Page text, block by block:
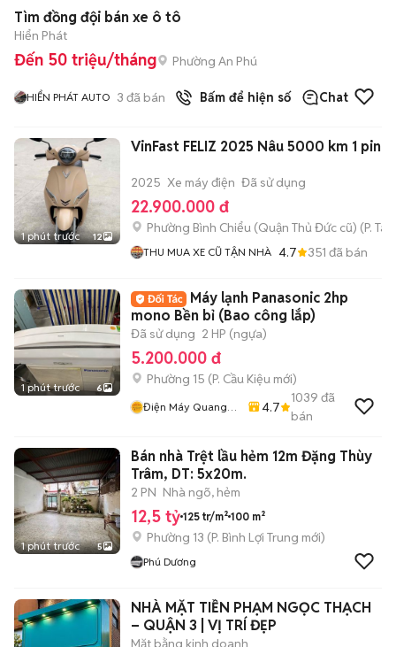
Tìm đồng đội bán xe ô tô
Hiển Phát
Đến 50 triệu/tháng Phường An Phú
HIỂN PHÁT AUTO 3 đã bán Bấm để hiện số Chat
1 phút trước 12
VinFast FELIZ 2025 Nâu 5000 km 1 pin
2025 Xe máy điện Đã sử dụng
22.900.000 đ
Phường Bình Chiểu (Quận Thủ Đức cũ) (P.
THU MUA XE CŨ TẬN NHÀ 4.7 351 đã bán
1 phút trước 6
Máy lạnh Panasonic 2hp
mono Bền bỉ (Bao công lắp)
Đã sử dụng 2 HP (ngựa)
5.200.000 đ
Phường 15 (P. Cầu Kiệu mới)
Điện Máy Quang
4.7
1039 đã
bán
1 phút trước 5
Bán nhà Trệt lầu hẻm 12m Đặng Thùy
Trâm, DT: 5x20m.
2 PN Nhà ngõ, hẻm
12,5 tỷ 125 tr/m² 100 m²
Phường 13 (P. Bình Lợi Trung mới)
Phú Dương
NHÀ MẶT TIỀN PHẠM NGỌC THẠCH
– QUẬN 3 | VỊ TRÍ ĐẸP
Mặt bằng kinh doanh